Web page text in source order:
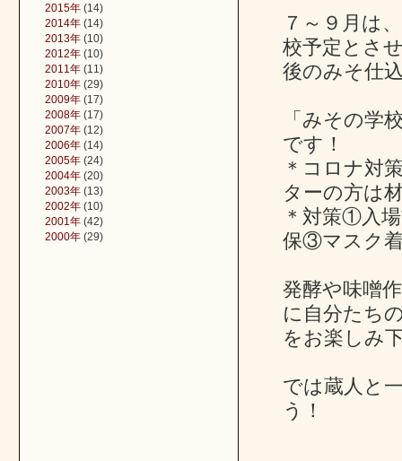
７～９月は
校予定とさ
後のみそ仕
「みその学
です！
＊コロナ対
ターの方は
＊対策①入
保③マスク
発酵や味噌
に自分たち
をお楽しみ
では蔵人と
う！
2015年 (14)
2014年 (14)
2013年 (10)
2012年 (10)
2011年 (11)
2010年 (29)
2009年 (17)
2008年 (17)
2007年 (12)
2006年 (14)
2005年 (24)
2004年 (20)
2003年 (13)
2002年 (10)
2001年 (42)
2000年 (29)